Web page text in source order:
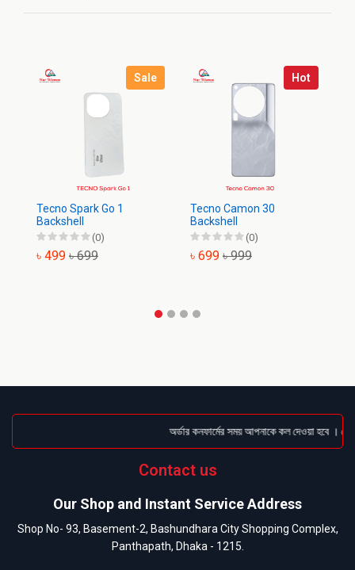
Sale
Tecno Spark Go 1
Backshell
(0)
৳ 499 ৳ 699
Hot
Tecno Camon 30
Backshell
(0)
৳ 699 ৳ 999
অর্ডার কনফার্মের সময় আপনাকে কল দেওয়া হবে ।
Contact us
Our Shop and Instant Service Address
Shop No- 93, Basement-2, Bashundhara City Shopping Complex,
Panthapath, Dhaka - 1215.